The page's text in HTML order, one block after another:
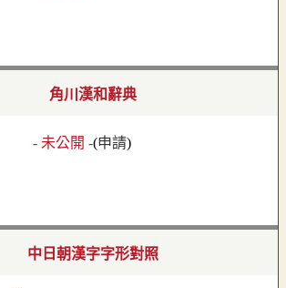
角川漢和辭典
- 未公開 -(申請)
中日朝漢字字形對照